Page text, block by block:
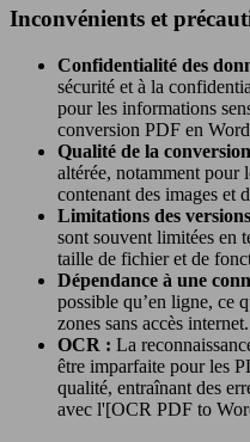
Inconvénients et
Confidentialité des
sécurité et à la
pour les informations
conversion PDF en
Qualité de la
altérée, notamment pour
contenant des images et
Limitations des
sont souvent limitées en
taille de fichier et de
Dépendance à une
possible qu’en ligne, ce
zones sans accès internet.
OCR : La
être imparfaite pour les
qualité, entraînant des
avec l'[OCR PDF to